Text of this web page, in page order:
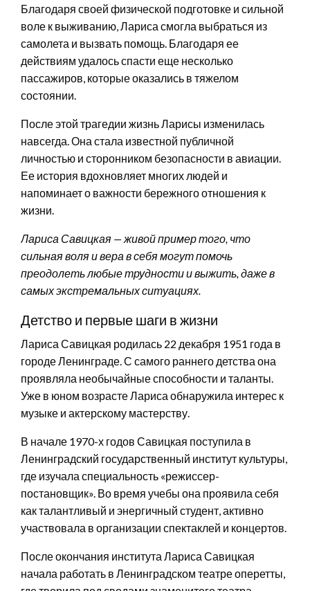
Благодаря своей физической подготовке и сильной
воле к выживанию, Лариса смогла выбраться из
самолета и вызвать помощь. Благодаря ее
действиям удалось спасти еще несколько
пассажиров, которые оказались в тяжелом
состоянии.
После этой трагедии жизнь Ларисы изменилась
навсегда. Она стала известной публичной
личностью и сторонником безопасности в авиации.
Ее история вдохновляет многих людей и
напоминает о важности бережного отношения к
жизни.
Лариса Савицкая — живой пример того, что
сильная воля и вера в себя могут помочь
преодолеть любые трудности и выжить, даже в
самых экстремальных ситуациях.
Детство и первые шаги в жизни
Лариса Савицкая родилась 22 декабря 1951 года в
городе Ленинграде. С самого раннего детства она
проявляла необычайные способности и таланты.
Уже в юном возрасте Лариса обнаружила интерес к
музыке и актерскому мастерству.
В начале 1970-х годов Савицкая поступила в
Ленинградский государственный институт культуры,
где изучала специальность «режиссер-
постановщик». Во время учебы она проявила себя
как талантливый и энергичный студент, активно
участвовала в организации спектаклей и концертов.
После окончания института Лариса Савицкая
начала работать в Ленинградском театре оперетты,